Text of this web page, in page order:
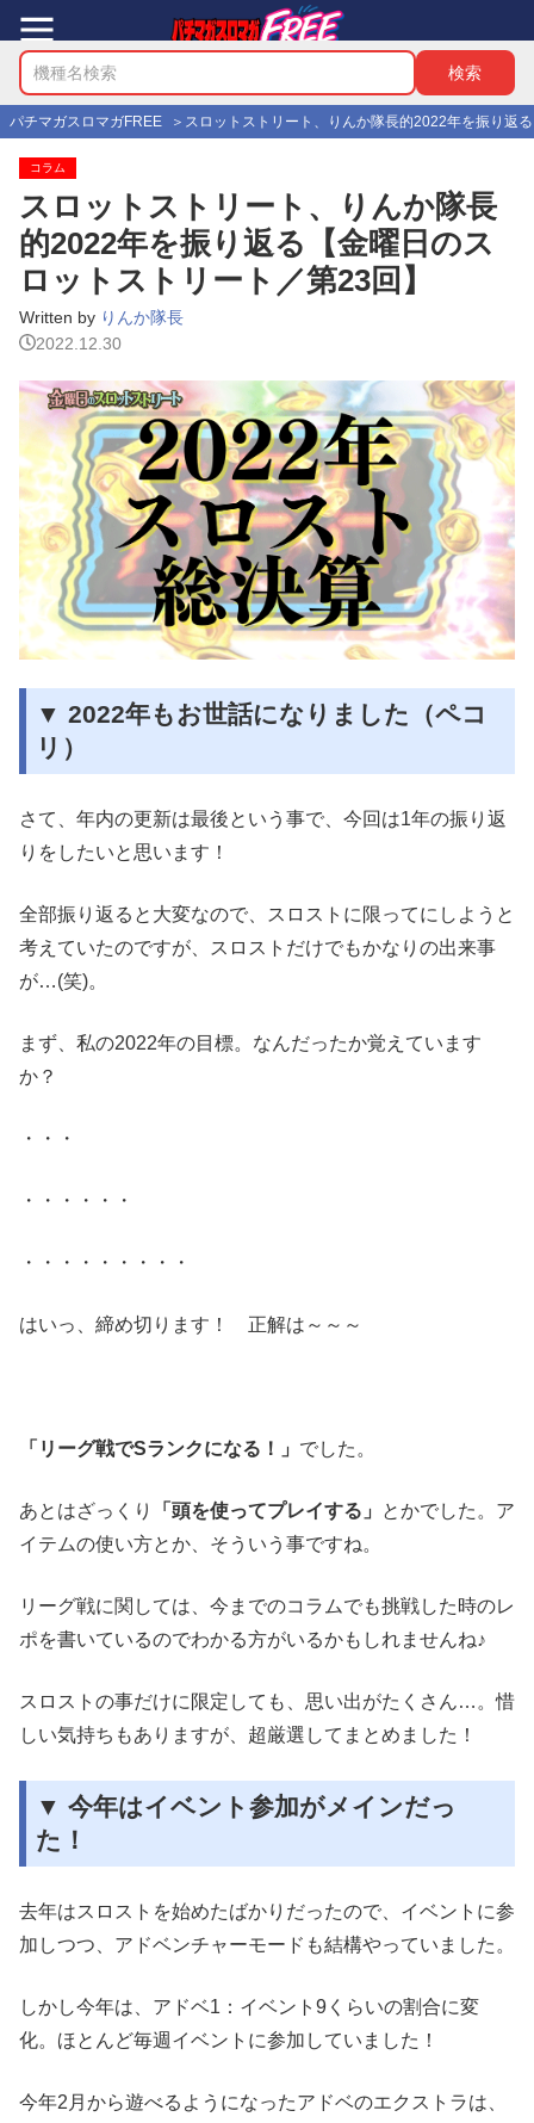
パチマガスロマガFREE スロットストリート、りんか隊長的2022年を振り返
コラム
スロットストリート、りんか隊長
的2022年を振り返る【金曜日のス
ロットストリート／第23回】
Written by りんか隊長
2022.12.30
▼ 2022年もお世話になりました（ペコ
リ）
さて、年内の更新は最後という事で、今回は1年の振り返
りをしたいと思います！
全部振り返ると大変なので、スロストに限ってにしようと
考えていたのですが、スロストだけでもかなりの出来事
が…(笑)。
まず、私の2022年の目標。なんだったか覚えています
か？
・・・
・・・・・・
・・・・・・・・・
はいっ、締め切ります！ 正解は～～～
「リーグ戦でSランクになる！」 でした。
あとはざっくり 「頭を使ってプレイする」
とかでした。ア
イテムの使い方とか、そういう事ですね。
リーグ戦に関しては、今までのコラムでも挑戦した時のレ
ポを書いているのでわかる方がいるかもしれませんね♪
スロストの事だけに限定しても、思い出がたくさん…。惜
しい気持ちもありますが、超厳選してまとめました！
▼ 今年はイベント参加がメインだっ
た！
去年はスロストを始めたばかりだったので、イベントに参
加しつつ、アドベンチャーモードも結構やっていました。
しかし今年は、アドベ1：イベント9くらいの割合に変
化。ほとんど毎週イベントに参加していました！
今年2月から遊べるようになったアドベのエクストラは、